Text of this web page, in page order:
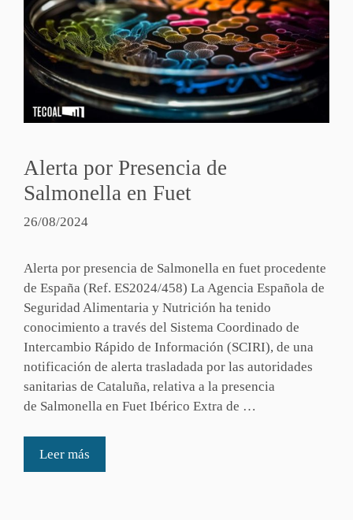
Alerta por Presencia de
Salmonella en Fuet
26/08/2024
Alerta por presencia de Salmonella en fuet procedente
de España (Ref. ES2024/458) La Agencia Española de
Seguridad Alimentaria y Nutrición ha tenido
conocimiento a través del Sistema Coordinado de
Intercambio Rápido de Información (SCIRI), de una
notificación de alerta trasladada por las autoridades
sanitarias de Cataluña, relativa a la presencia
de Salmonella en Fuet Ibérico Extra de …
Leer más